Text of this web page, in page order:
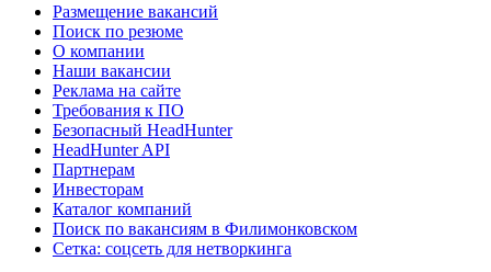
Размещение вакансий
Поиск по резюме
О компании
Наши вакансии
Реклама на сайте
Требования к ПО
Безопасный HeadHunter
HeadHunter API
Партнерам
Инвесторам
Каталог компаний
Поиск по вакансиям в Филимонковском
Сетка: соцсеть для нетворкинга